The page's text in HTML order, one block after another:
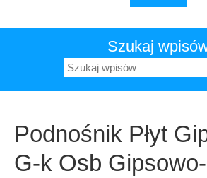
Szukaj
Szukaj:
Podnośnik Płyt
G-k Osb Gipsowo-